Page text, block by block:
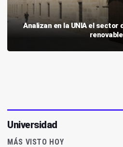
Analizan en la UNIA el sector
Universidad
MÁS VISTO HOY